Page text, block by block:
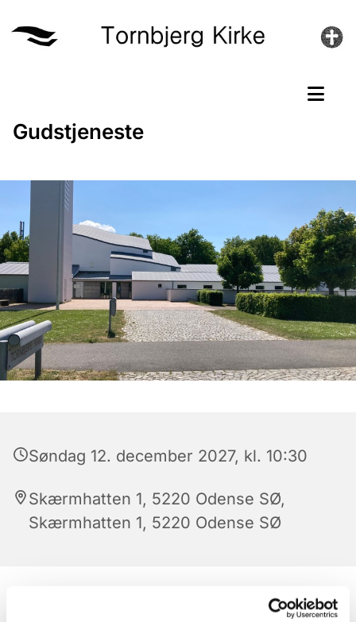
Gudstjeneste
Søndag 12. december 2027, kl. 10:30
Skærmhatten 1, 5220 Odense SØ,
Skærmhatten 1, 5220 Odense SØ